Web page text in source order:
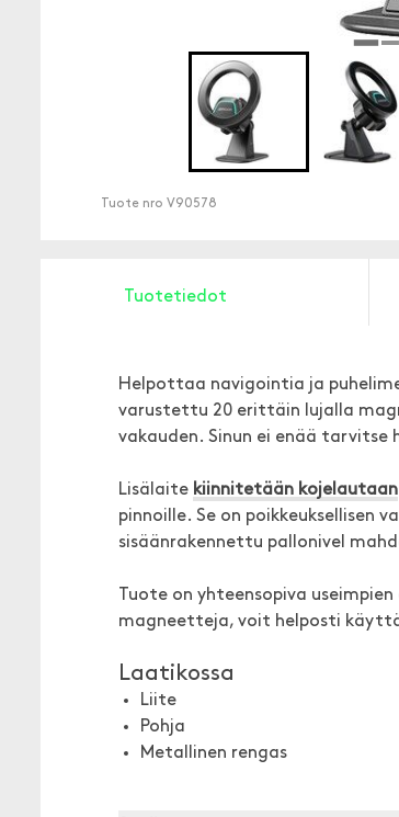
Tuote nro V90578
Tuotetiedot
Helpottaa navigointia ja
varustettu 20 erittäin lujalla
vakauden. Sinun ei enää
Lisälaite kiinnitetään kojelautaan
pinnoille. Se on poikkeuksellisen
sisäänrakennettu pallonivel
Tuote on yhteensopiva
magneetteja, voit helposti
Laatikossa
Liite
Pohja
Metallinen rengas